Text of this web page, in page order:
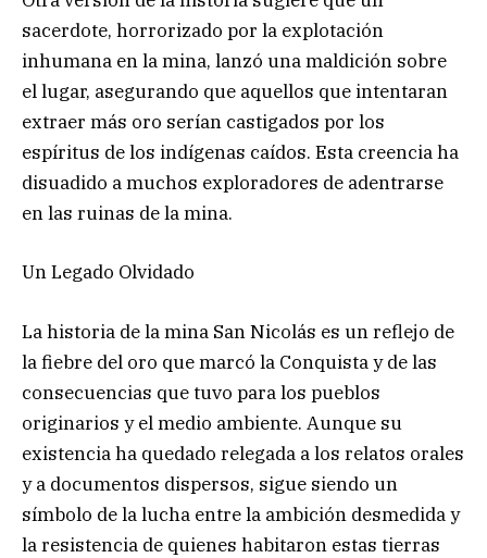
sacerdote, horrorizado por la explotación
inhumana en la mina, lanzó una maldición sobre
el lugar, asegurando que aquellos que intentaran
extraer más oro serían castigados por los
espíritus de los indígenas caídos. Esta creencia ha
disuadido a muchos exploradores de adentrarse
en las ruinas de la mina.
Un Legado Olvidado
La historia de la mina San Nicolás es un reflejo de
la fiebre del oro que marcó la Conquista y de las
consecuencias que tuvo para los pueblos
originarios y el medio ambiente. Aunque su
existencia ha quedado relegada a los relatos orales
y a documentos dispersos, sigue siendo un
símbolo de la lucha entre la ambición desmedida y
la resistencia de quienes habitaron estas tierras